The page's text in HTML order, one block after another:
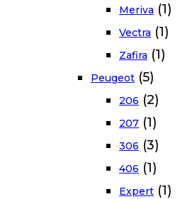
Meriva (1)
Vectra (1)
Zafira (1)
Peugeot (5)
206 (2)
207 (1)
306 (3)
406 (1)
Expert (1)